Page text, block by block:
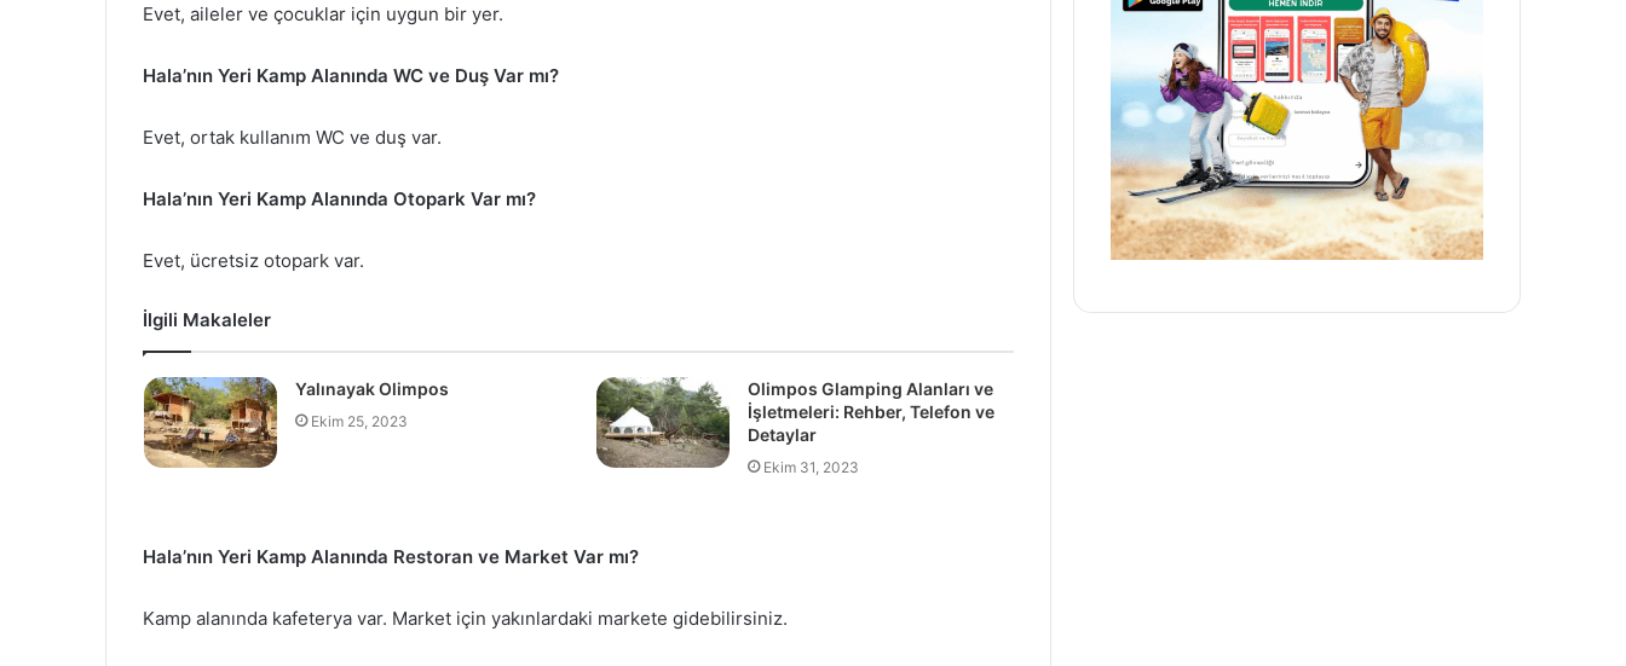
Evet, aileler ve çocuklar için uygun bir yer.
Hala’nın Yeri Kamp Alanında WC ve Duş Var mı?
Evet, ortak kullanım WC ve duş var.
Hala’nın Yeri Kamp Alanında Otopark Var mı?
Evet, ücretsiz otopark var.
İlgili Makaleler
Yalınayak Olimpos
Ekim 25, 2023
Olimpos Glamping Alanları ve
İşletmeleri: Rehber, Telefon ve
Detaylar
Ekim 31, 2023
Hala’nın Yeri Kamp Alanında Restoran ve Market Var mı?
Kamp alanında kafeterya var. Market için yakınlardaki markete gidebilirsiniz.